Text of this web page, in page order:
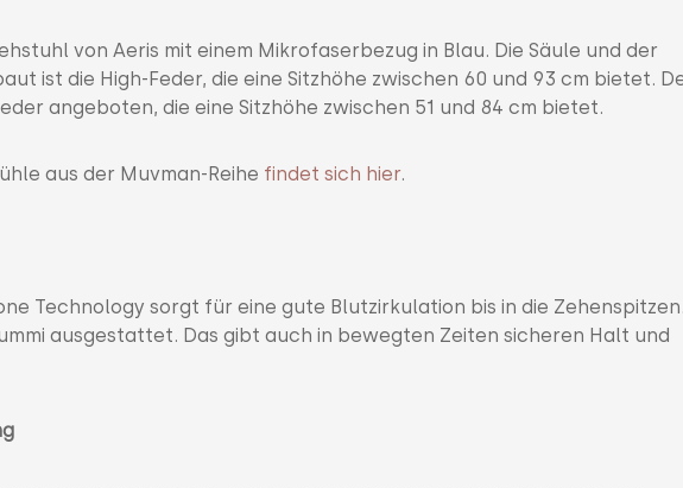
von Aeris mit einem Mikrofaserbezug in Blau. Die Säule und der
ist die High-Feder, die eine Sitzhöhe zwischen 60 und 93 cm bietet.
angeboten, die eine Sitzhöhe zwischen 51 und 84 cm bietet.
aus der Muvman-Reihe findet sich hier.
Technology sorgt für eine gute Blutzirkulation bis in die
ausgestattet. Das gibt auch in bewegten Zeiten sicheren Halt und